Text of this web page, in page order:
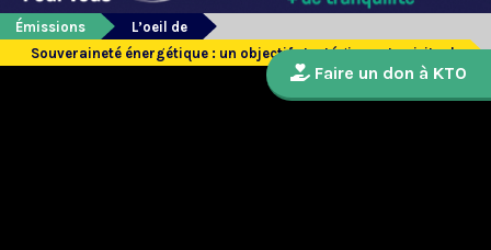
Émissions
L’oeil de
Souveraineté énergétique : un objectif stratégique et spirituel
Faire un don à KTO